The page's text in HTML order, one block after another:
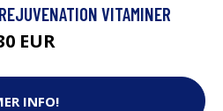
VITAMINER
EUR
INFO!